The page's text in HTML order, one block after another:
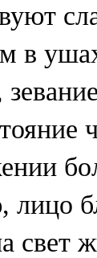
в
лицо
свет